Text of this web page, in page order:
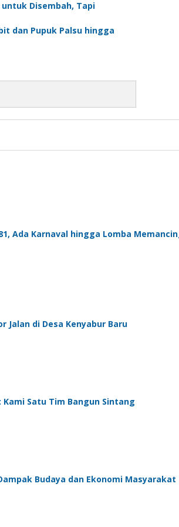
untuk Disembah, Tapi
dan Pupuk Palsu hingga
Ada Karnaval hingga Lomba
Jalan di Desa Kenyabur Baru
Satu Tim Bangun Sintang
Budaya dan Ekonomi Masyarakat